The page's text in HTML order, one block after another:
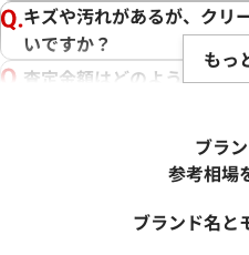
キズや汚れがあるが、クリ
いですか？
査定金額はどのように決ま
売却するか悩んでいるので
1点からでも査定できます
もっ
ブラ
参考相場
ブランド名と